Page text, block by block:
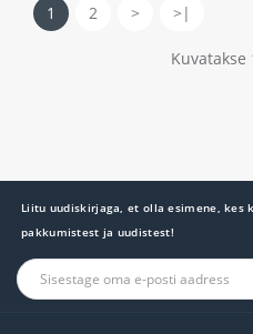
1 2 > >|
Liitu uudiskirjaga, et olla esimene, kes
pakkumistest ja uudistest!